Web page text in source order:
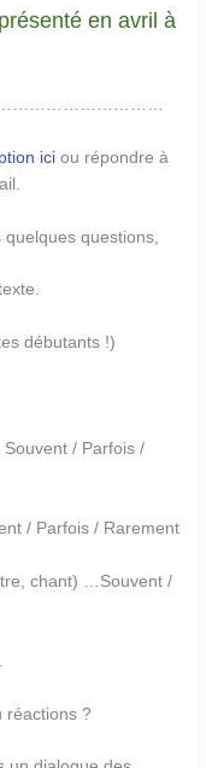
en avril à
ici ou répondre à
questions,
débutants !)
/ Parfois /
/ Parfois / Rarement
chant) …Souvent /
réactions ?